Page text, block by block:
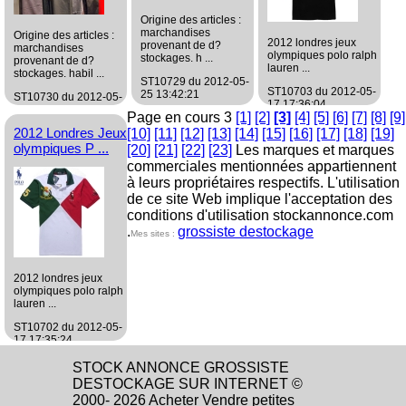
Origine des articles :
marchandises
provenant de d?
stockages. habil ...
ST10730 du 2012-05-
grossiste
Habillement/Mode
Origine des articles :
marchandises
provenant de d?
stockages. h ...
ST10729 du 2012-05-
25 13:42:21
grossiste
Habillement/Mode
2012 londres jeux
olympiques polo ralph
lauren ...
ST10703 du 2012-05-
17 17:36:04
grossiste
Habillement/Mode
2012 Londres Jeux
olympiques P ...
2012 londres jeux
olympiques polo ralph
lauren ...
ST10702 du 2012-05-
17 17:35:24
Habillement/Mode
Page en cours 3 [1] [2] [3] [4] [5] [6] [7] [8] [9]
[10] [11] [12] [13] [14] [15] [16] [17] [18] [19]
[20] [21] [22] [23] Les marques et marques
commerciales mentionnées appartiennent
à leurs propriétaires respectifs. L'utilisation
de ce site Web implique l'acceptation des
conditions d'utilisation stockannonce.com
.Mes sites : grossiste destockage
STOCK ANNONCE GROSSISTE
DESTOCKAGE SUR INTERNET ©
2000- 2026 Acheter Vendre petites